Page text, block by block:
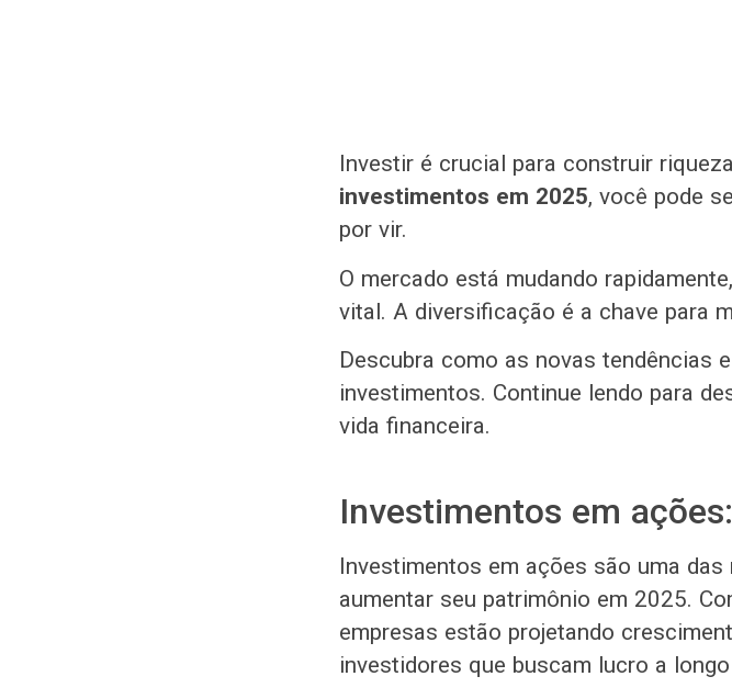
Investir é crucial para construir
investimentos em 2025, você pode
por vir.
O mercado está mudando
vital. A diversificação é a chave para
Descubra como as novas tendências
investimentos. Continue lendo para
vida financeira.
Investimentos em
Investimentos em ações são uma
aumentar seu patrimônio em 2025.
empresas estão projetando
investidores que buscam lucro a